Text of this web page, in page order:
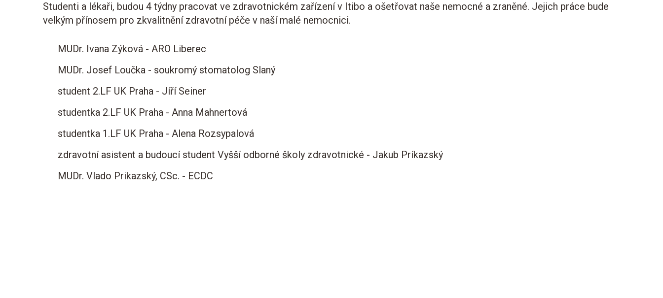
Studenti a lékaři, budou 4 týdny pracovat ve zdravotnickém zařízení v Itibo a ošetřovat naše nemocné a zraněné. Jejich práce bude
velkým přínosem pro zkvalitnění zdravotní péče v naší malé nemocnici.
MUDr. Ivana Zýková - ARO Liberec
MUDr. Josef Loučka - soukromý stomatolog Slaný
student 2.LF UK Praha - Jíří Seiner
studentka 2.LF UK Praha - Anna Mahnertová
studentka 1.LF UK Praha - Alena Rozsypalová
zdravotní asistent a budoucí student Vyšší odborné školy zdravotnické - Jakub Príkazský
MUDr. Vlado Prikazský, CSc. - ECDC